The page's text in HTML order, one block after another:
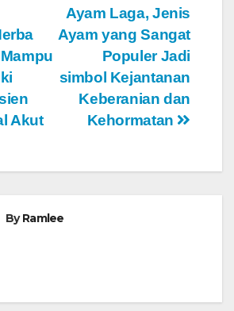
Ayam Laga, Jenis
Ayam yang Sangat
Populer Jadi
simbol Kejantanan
Keberanian dan
Kehormatan
Akut
ByRamlee